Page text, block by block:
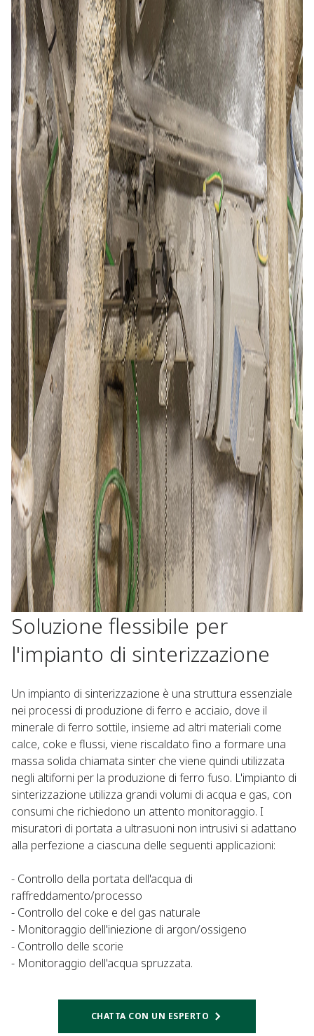
Soluzione flessibile per
l'impianto di sinterizzazione
Un impianto di sinterizzazione è una struttura essenziale
nei processi di produzione di ferro e acciaio, dove il
minerale di ferro sottile, insieme ad altri materiali come
calce, coke e flussi, viene riscaldato fino a formare una
massa solida chiamata sinter che viene quindi utilizzata
negli altiforni per la produzione di ferro fuso. L'impianto di
sinterizzazione utilizza grandi volumi di acqua e gas, con
consumi che richiedono un attento monitoraggio. I
misuratori di portata a ultrasuoni non intrusivi si adattano
alla perfezione a ciascuna delle seguenti applicazioni:
- Controllo della portata dell'acqua di
raffreddamento/processo
- Controllo del coke e del gas naturale
- Monitoraggio dell'iniezione di argon/ossigeno
- Controllo delle scorie
- Monitoraggio dell'acqua spruzzata.
CHATTA CON UN ESPERTO